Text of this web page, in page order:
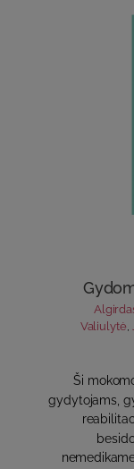
Valiulytė,
Ši
gydytojams,